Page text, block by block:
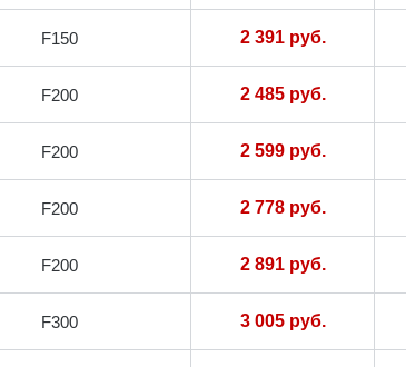
F150 2 391 руб.
F200 2 485 руб.
F200 2 599 руб.
F200 2 778 руб.
F200 2 891 руб.
F300 3 005 руб.